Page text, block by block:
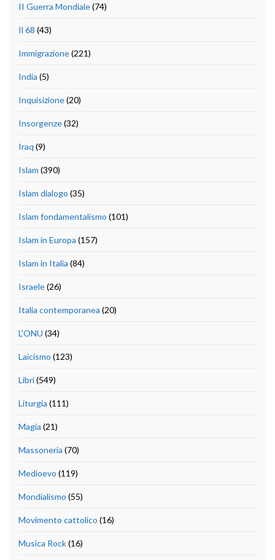
II Guerra Mondiale(74)
Il 68 (43)
Immigrazione(221)
India (5)
Inquisizione(20)
Insorgenze(32)
Iraq (9)
Islam (390)
Islam dialogo (35)
Islam fondamentalismo (101)
Islam in Europa (157)
Islam in Italia (84)
Israele(26)
Italia contemporanea (20)
L'ONU (34)
Laicismo (123)
Libri(549)
Liturgia (111)
Magia (21)
Massoneria (70)
Medioevo (119)
Mondialismo (55)
Movimento cattolico (16)
Musica Rock(16)